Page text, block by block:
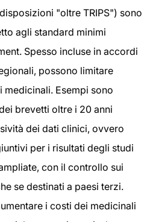
"oltre TRIPS") sono
agli standard minimi
Spesso incluse in accordi
possono limitare
Esempi sono
brevetti oltre i 20 anni
dei dati clinici, ovvero
per i risultati degli studi
con il controllo sui
se destinati a paesi terzi.
i costi dei medicinali